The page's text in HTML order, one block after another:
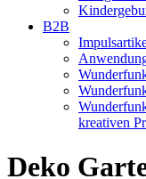
B2B
kreativen
Deko